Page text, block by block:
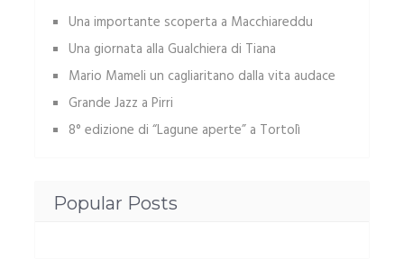
Una importante scoperta a Macchiareddu
Una giornata alla Gualchiera di Tiana
Mario Mameli un cagliaritano dalla vita audace
Grande Jazz a Pirri
8° edizione di “Lagune aperte” a Tortolì
Popular Posts